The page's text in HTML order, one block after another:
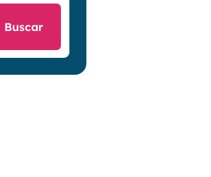
Buscar